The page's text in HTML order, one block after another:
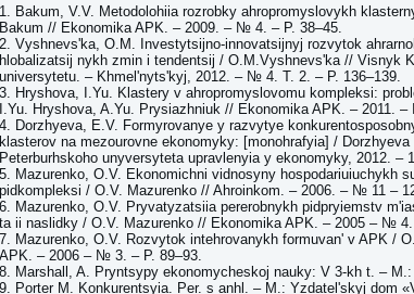
1. Bakum, V.V. Metodolohiia rozrobky ahropromyslovykh
Bakum // Ekonomika APK. – 2009. – № 4. – P. 38–45.
2. Vyshnevs'ka, O.M. Investytsijno-innovatsijnyj rozvytok
hlobalizatsij nykh zmin i tendentsij / O.M.Vyshnevs'ka // Visnyk
universytetu. – Khmel'nyts'kyj, 2012. – № 4. T. 2. – P. 136–139.
3. Hryshova, I.Yu. Klastery v ahropromyslovomu kompleksi:
I.Yu. Hryshova, A.Yu. Prysiazhniuk // Ekonomika APK. – 2011.
4. Dorzhyeva, E.V. Formyrovanye y razvytye
klasterov na mezourovne ekonomyky: [monohrafyia] /
Peterburhskoho unyversyteta upravlenyia y ekonomyky, 2012. –
5. Mazurenko, O.V. Ekonomichni vidnosyny hospodariuiuchykh
pidkompleksi / O.V. Mazurenko // Ahroinkom. – 2006. – № 11 –
6. Mazurenko, O.V. Pryvatyzatsiia pererobnykh pidpryiemstv
ta ii naslidky / O.V. Mazurenko // Ekonomika APK. – 2005 – № 4.
7. Mazurenko, O.V. Rozvytok intehrovanykh formuvan' v APK /
APK. – 2006 – № 3. – P. 89–93.
8. Marshall, A. Pryntsypy ekonomycheskoj nauky: V 3-kh t. –
9. Porter M. Konkurentsyia. Per. s anhl. – M.: Yzdatel'skyj dom